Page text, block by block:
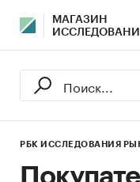
МАГАЗИН
РБК ИССЛЕДОВАНИЯ